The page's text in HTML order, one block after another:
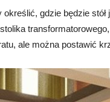
gdzie będzie
ale można postawić